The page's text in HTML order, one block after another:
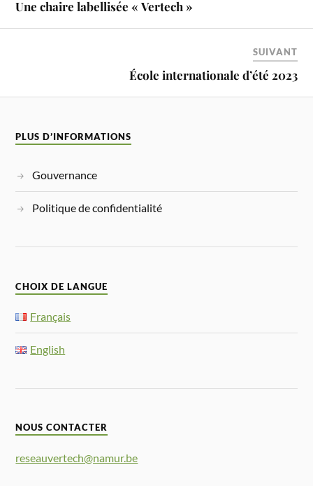
Une chaire labellisée « Vertech »
SUIVANT
École internationale d’été 2023
PLUS D’INFORMATIONS
Gouvernance
Politique de confidentialité
CHOIX DE LANGUE
Français
English
NOUS CONTACTER
reseauvertech@namur.be